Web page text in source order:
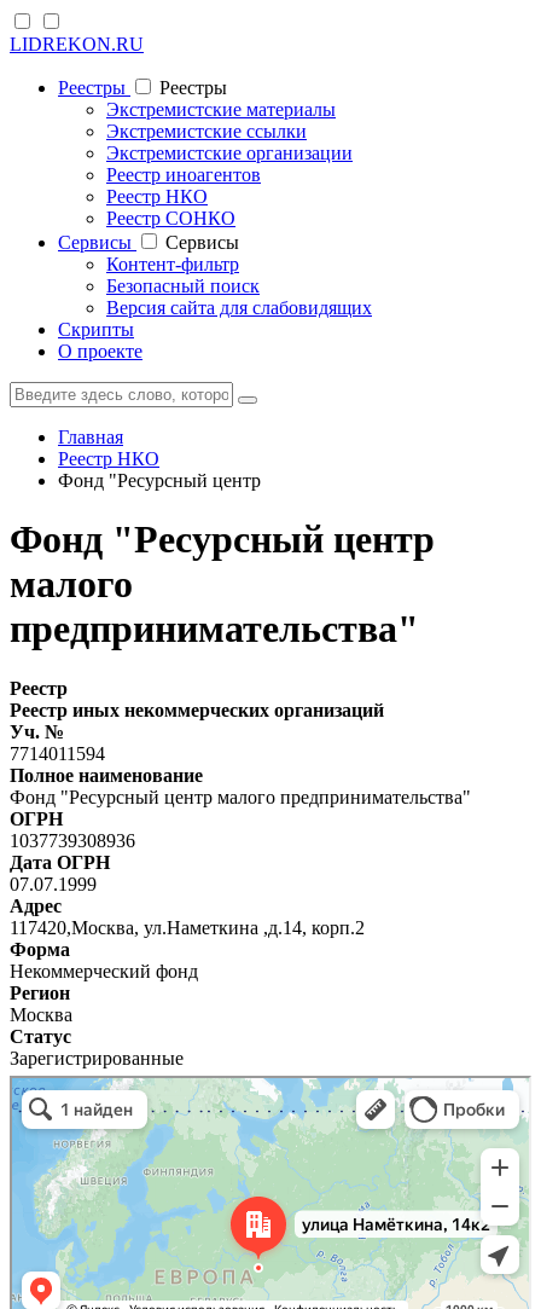
LIDREKON.RU
Реестры
Реестры
Экстремистские материалы
Экстремистские ссылки
Экстремистские организации
Реестр иноагентов
Реестр НКО
Реестр СОНКО
Cервисы
Cервисы
Контент-фильтр
Безопасный поиск
Версия сайта для слабовидящих
Скрипты
О проекте
Главная
Реестр НКО
Фонд "Ресурсный центр
Фонд "Ресурсный центр
малого
предпринимательства"
Реестр
Реестр иных некоммерческих организаций
Уч. №
7714011594
Полное наименование
Фонд "Ресурсный центр малого предпринимательства"
ОГРН
1037739308936
Дата ОГРН
07.07.1999
Адрес
117420,Москва, ул.Наметкина ,д.14, корп.2
Форма
Некоммерческий фонд
Регион
Москва
Статус
Зарегистрированные